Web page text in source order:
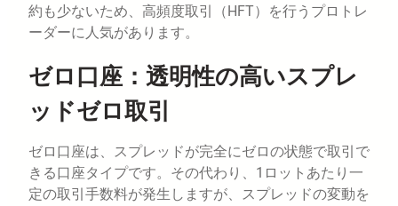
約も少ないため、高頻度取引（HFT）を行うプロトレ
ーダーに人気があります。
ゼロ口座：透明性の高いスプレ
ッドゼロ取引
ゼロ口座は、スプレッドが完全にゼロの状態で取引で
きる口座タイプです。その代わり、1ロットあたり一
定の取引手数料が発生しますが、スプレッドの変動を